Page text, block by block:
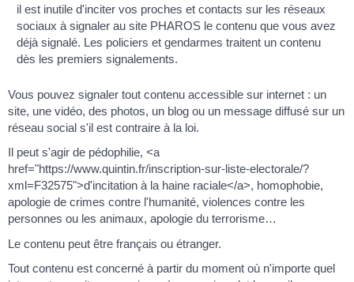
il est inutile d'inciter vos proches et contacts sur les réseaux
sociaux à signaler au site PHAROS le contenu que vous avez
déjà signalé. Les policiers et gendarmes traitent un contenu
dès les premiers signalements.
Vous pouvez signaler tout contenu accessible sur internet : un
site, une vidéo, des photos, un blog ou un message diffusé sur un
réseau social s'il est contraire à la loi.
Il peut s'agir de pédophilie, <a
href="https://www.quintin.fr/inscription-sur-liste-electorale/?
xml=F32575">d'incitation à la haine raciale</a>, homophobie,
apologie de crimes contre l'humanité, violences contre les
personnes ou les animaux, apologie du terrorisme…
Le contenu peut être français ou étranger.
Tout contenu est concerné à partir du moment où n'importe quel